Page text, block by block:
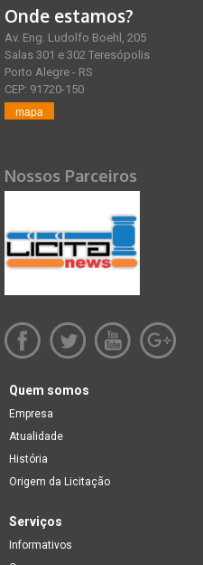
Onde estamos?
Av. Eng. Ludolfo Boehl, 205
Salas 301 e 302 Teresópolis
Porto Alegre - RS
CEP: 91720-150
mapa
Nossos Parceiros
Quem somos
Empresa
Atualidade
História
Origem da Licitação
Serviços
Informativos